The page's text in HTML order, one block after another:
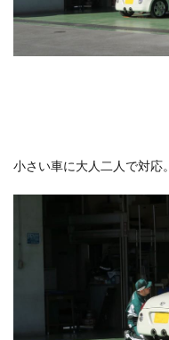
小さい車に大人二人で対応。